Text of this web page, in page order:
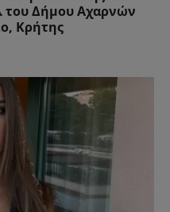
του Δήμου Αχαρνών
Κρήτης